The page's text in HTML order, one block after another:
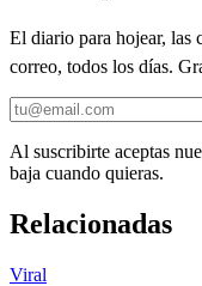
El diario para hojear, las
correo, todos los días.
Al suscribirte aceptas
baja cuando quieras.
Relacionadas
Viral